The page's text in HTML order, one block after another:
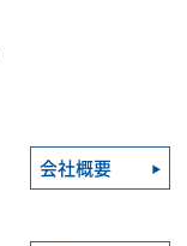
会社概要